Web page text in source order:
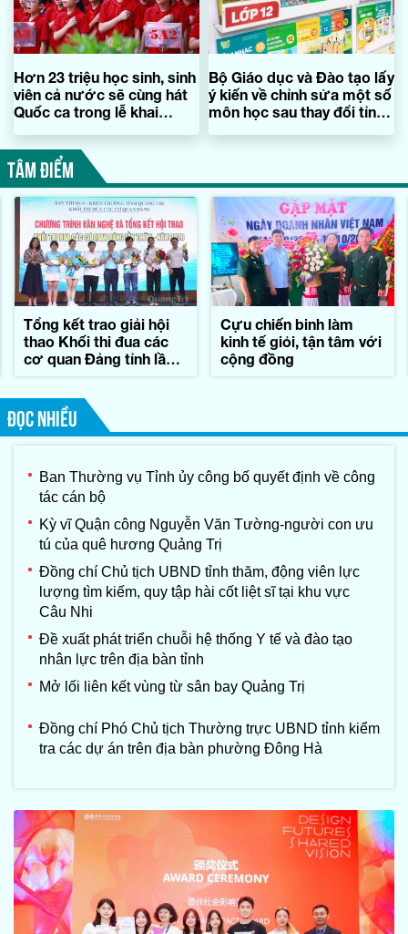
Hơn 23 triệu học sinh, sinh
viên cả nước sẽ cùng hát
Quốc ca trong lễ khai
Bộ Giáo dục và Đào tạo lấy
ý kiến về chỉnh sửa một số
môn học sau thay đổi tỉnh,
TÂM ĐIỂM
Tổng kết trao giải hội
thao Khối thi đua các
cơ quan Đảng tỉnh lần
Cựu chiến binh làm
kinh tế giỏi, tận tâm với
cộng đồng
ĐỌC NHIỀU
Ban Thường vụ Tỉnh ủy công bố quyết định về công
tác cán bộ
Kỳ vĩ Quận công Nguyễn Văn Tường-người con ưu
tú của quê hương Quảng Trị
Đồng chí Chủ tịch UBND tỉnh thăm, động viên lực
lượng tìm kiếm, quy tập hài cốt liệt sĩ tại khu vực
Câu Nhi
Đề xuất phát triển chuỗi hệ thống Y tế và đào tạo
nhân lực trên địa bàn tỉnh
Mở lối liên kết vùng từ sân bay Quảng Trị
Đồng chí Phó Chủ tịch Thường trực UBND tỉnh kiểm
tra các dự án trên địa bàn phường Đông Hà